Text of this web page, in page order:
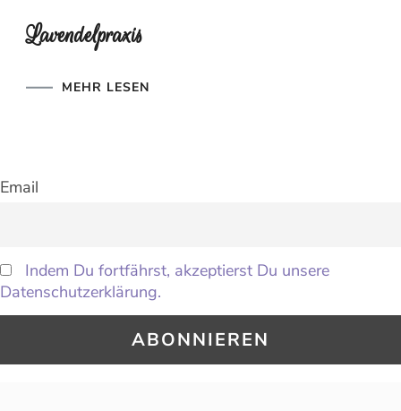
Lavendelpraxis
MEHR LESEN
Email
Indem Du fortfährst, akzeptierst Du unsere
Datenschutzerklärung.